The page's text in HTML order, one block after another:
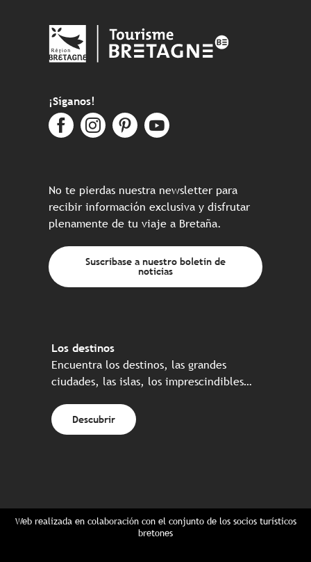
¡Síganos!
No te pierdas nuestra newsletter para
recibir información exclusiva y disfrutar
plenamente de tu viaje a Bretaña.
Suscríbase a nuestro boletín de
noticias
Los destinos
Encuentra los destinos, las grandes
ciudades, las islas, los imprescindibles…
Descubrir
Web realizada en colaboración con el conjunto de los socios turísticos
bretones